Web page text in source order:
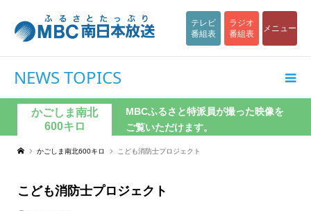
テレビ
番組表
ラジオ
番組表
メニュー
NEWS TOPICS
かごしま南北
600キロ
MBCふるさと特派員が撮った映像を
ご覧いただけます。
かごしま南北600キロ こども消防士プロジェクト
こども消防士プロジェクト